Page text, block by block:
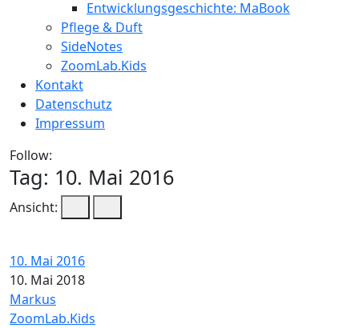
Entwicklungsgeschichte: MaBook
Pflege & Duft
SideNotes
ZoomLab.Kids
Kontakt
Datenschutz
Impressum
Follow:
Tag: 10. Mai 2016
Ansicht:
10. Mai 2016
10. Mai 2018
Markus
ZoomLab.Kids